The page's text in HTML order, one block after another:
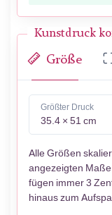
Kunstdruck
Größe
Größter Druck
35.4 × 51 cm
Alle Größen
angezeigten
fügen immer 3
hinaus zum